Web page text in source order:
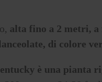
alta fino a 2 metri, a
di colore
è una pianta